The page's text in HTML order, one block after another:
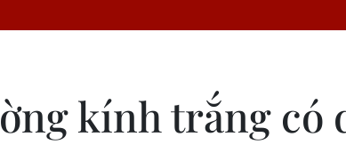
kính trắng có